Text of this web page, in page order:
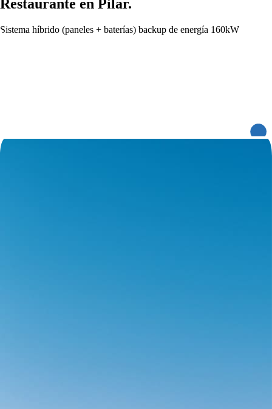
Restaurante en Pilar.
Sistema híbrido (paneles + baterías) backup de energía 160kW.